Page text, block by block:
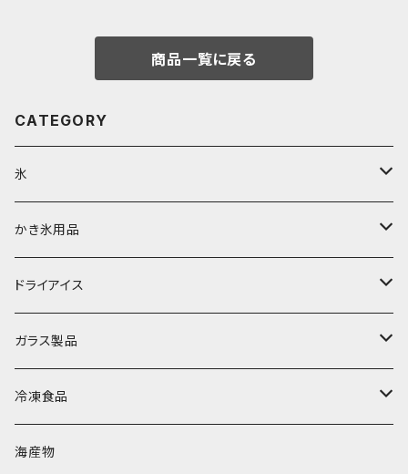
商品一覧に戻る
CATEGORY
氷
富士天然水の氷
丸氷
直径70mm
直径65mm
角氷
砕氷
氷河の氷
かき氷用品
かき氷シロップ
無果汁1.8Lパック
無果汁1Lパック
かき氷機・かき氷器
かき氷カップ
発泡スチロール無地-使い捨て
かき氷スプーン・スプーンストロー
ドライアイス
ドライアイス3ｋｇ
ドライアイス4ｋｇ
ドライアイス5ｋｇ
ガラス製品
オンザロック・グラス
ビール・グラス
冷凍食品
肉まん・あんまん
海産物